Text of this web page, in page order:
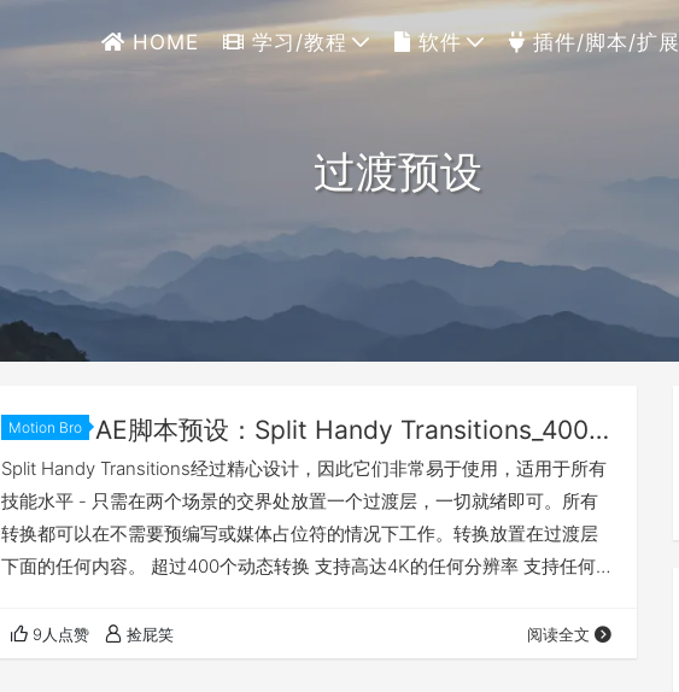
HOME 学习/教程 软件 插件/脚本/扩展
过渡预设
Motion Bro AE脚本预设：Split Handy Transitions_400+分裂撕裂拆分转场过渡预设（Motion Bro）
Split Handy Transitions经过精心设计，因此它们非常易于使用，适用于所有
技能水平 - 只需在两个场景的交界处放置一个过渡层，一切就绪即可。所有
转换都可以在不需要预编写或媒体占位符的情况下工作。转换放置在过渡层
下面的任何内容。 超过400个动态转换 支持高达4K的任何分辨率 支持任何
速度控制实时 能够移动形状中心 能够改变Strips幻灯片的方向 能够在
Premiere Pro中使用（通过动态链接）。 不需要After…
9人点赞 捡屁笑 阅读全文